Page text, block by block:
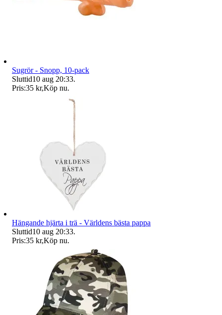
Sugrör - Snopp, 10-pack
Sluttid10 aug 20:33.
Pris:35 kr,Köp nu.
Hängande hjärta i trä - Världens bästa pappa
Sluttid10 aug 20:33.
Pris:35 kr,Köp nu.